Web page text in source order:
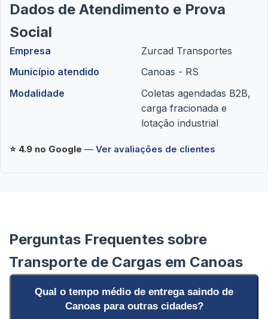
Dados de Atendimento e Prova
Social
Empresa
Zurcad Transportes
Município atendido
Canoas - RS
Modalidade
Coletas agendadas B2B,
carga fracionada e
lotação industrial
⭐ 4.9 no Google — Ver avaliações de clientes
Perguntas Frequentes sobre
Transporte de Cargas em Canoas
Qual o tempo médio de entrega saindo de
Canoas para outras cidades?